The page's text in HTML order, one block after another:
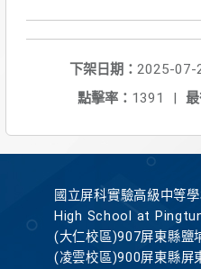
下架日期： 2025-07-
點擊率： 1391 |
國立屏科實驗高級中等
High School at
(大仁校區)907屏東縣鹽
(凌雲校區)900屏東縣屏